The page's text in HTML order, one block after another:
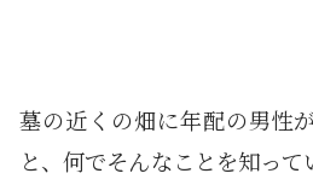
墓の近くの畑に年配の男性
と、何でそんなことを知っ